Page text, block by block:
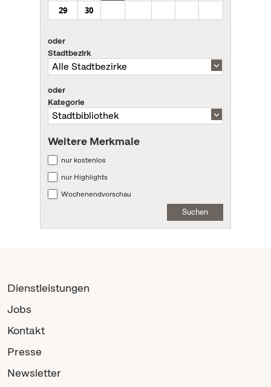
29
30
oder
Stadtbezirk
oder
Kategorie
Weitere Merkmale
nur kostenlos
nur Highlights
Wochenendvorschau
Suchen
Dienstleistungen
Jobs
Kontakt
Presse
Newsletter